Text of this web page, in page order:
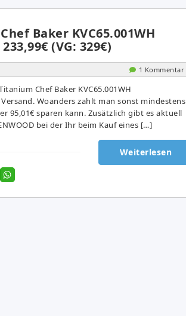
Baker KVC65.001WH
(VG: 329€)
1 Kommentar
Chef Baker KVC65.001WH
Woanders zahlt man sonst mindestens
95,01€ sparen kann. Zusätzlich gibt es aktuell
bei der Ihr beim Kauf eines […]
Weiterlesen